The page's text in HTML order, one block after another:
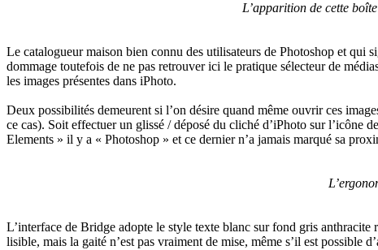
L’apparition de cette
Le catalogueur maison bien connu des utilisateurs de Photoshop et qui
dommage toutefois de ne pas retrouver ici le pratique sélecteur de
les images présentes dans iPhoto.
Deux possibilités demeurent si l’on désire quand même ouvrir ces
ce cas). Soit effectuer un glissé / déposé du cliché d’iPhoto sur
Elements » il y a « Photoshop » et ce dernier n’a jamais marqué sa
L’interface de Bridge adopte le style texte blanc sur fond gris
lisible, mais la gaité n’est pas vraiment de mise, même s’il est